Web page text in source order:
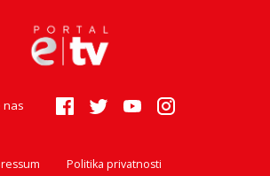
nas
Politika privatnosti